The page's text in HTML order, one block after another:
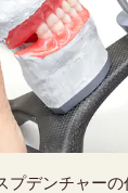
プデンチャー